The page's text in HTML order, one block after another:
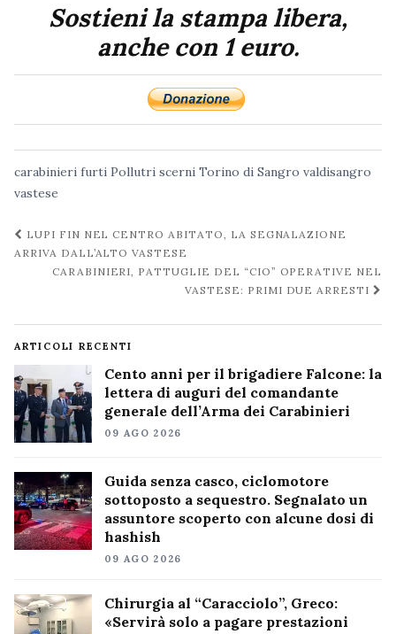
Sostieni la stampa libera,
anche con 1 euro.
carabinieri furti Pollutri scerni Torino di Sangro valdisangro
vastese
Navigazione
post
LUPI FIN NEL CENTRO ABITATO, LA SEGNALAZIONE
ARRIVA DALL’ALTO VASTESE
CARABINIERI, PATTUGLIE DEL “CIO” OPERATIVE NEL
VASTESE: PRIMI DUE ARRESTI
ARTICOLI RECENTI
Cento anni per il brigadiere Falcone: la
lettera di auguri del comandante
generale dell’Arma dei Carabinieri
09 AGO 2026
Guida senza casco, ciclomotore
sottoposto a sequestro. Segnalato un
assuntore scoperto con alcune dosi di
hashish
09 AGO 2026
Chirurgia al “Caracciolo”, Greco:
«Servirà solo a pagare prestazioni